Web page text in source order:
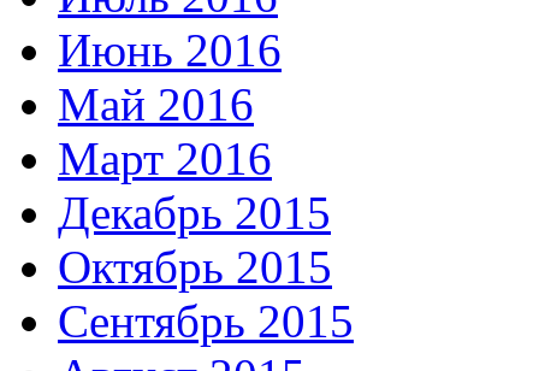
Июнь 2016
Май 2016
Март 2016
Декабрь 2015
Октябрь 2015
Сентябрь 2015